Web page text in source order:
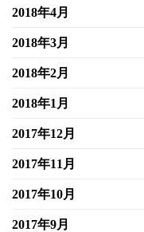
2018年4月
2018年3月
2018年2月
2018年1月
2017年12月
2017年11月
2017年10月
2017年9月